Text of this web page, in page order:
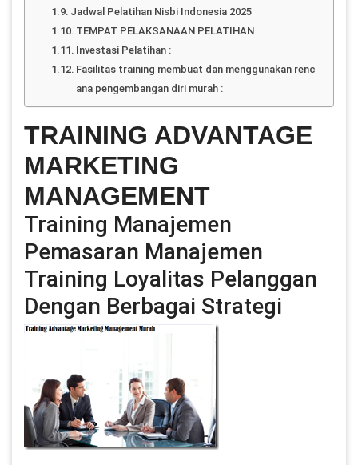
Jadwal Pelatihan Nisbi Indonesia 2025
TEMPAT PELAKSANAAN PELATIHAN
Investasi Pelatihan :
Fasilitas training membuat dan menggunakan renc
ana pengembangan diri murah :
TRAINING ADVANTAGE
MARKETING
MANAGEMENT
Training Manajemen
Pemasaran Manajemen
Training Loyalitas Pelanggan
Dengan Berbagai Strategi